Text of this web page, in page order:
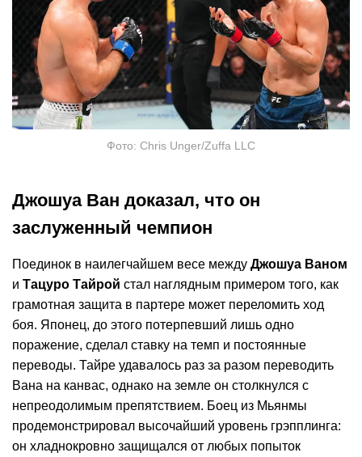
Фото: Chris Unger/Zuffa LLC
Джошуа Ван доказал, что он
заслуженный чемпион
Поединок в наилегчайшем весе между Джошуа Ваном
и Тацуро Тайрой стал наглядным примером того, как
грамотная защита в партере может переломить ход
боя. Японец, до этого потерпевший лишь одно
поражение, сделал ставку на темп и постоянные
переводы. Тайре удавалось раз за разом переводить
Вана на канвас, однако на земле он столкнулся с
непреодолимым препятствием. Боец из Мьянмы
продемонстрировал высочайший уровень грэпплинга:
он хладнокровно защищался от любых попыток